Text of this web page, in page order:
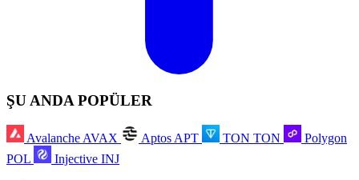
ŞU ANDA POPÜLER
Avalanche AVAX Aptos APT TON TON
Polygon
POL
Injective INJ